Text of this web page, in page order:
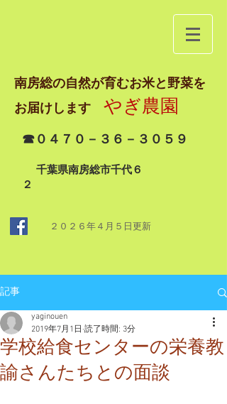
南房総の自然が育むお米と野菜を
お届けします やぎ農園
☎０４７０－３６－３０５９
千葉県南房総市千代６
２
２０２６年４月５日 更新
記事
学校給食センターの栄養教
諭さんたちとの面談
yaginouen
2019年7月1日 読了時間: 3分